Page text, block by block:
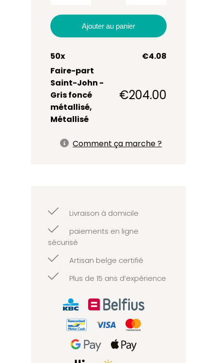
Ajouter au panier
50x €4.08
Faire-part
Saint-John -
Gris foncé
métallisé,
Métallisé
€204.00
Comment ça marche ?
Livraison à domicile
paiements en ligne
sécurisé
Artisan belge certifié
Plus de 15 ans d’expérience